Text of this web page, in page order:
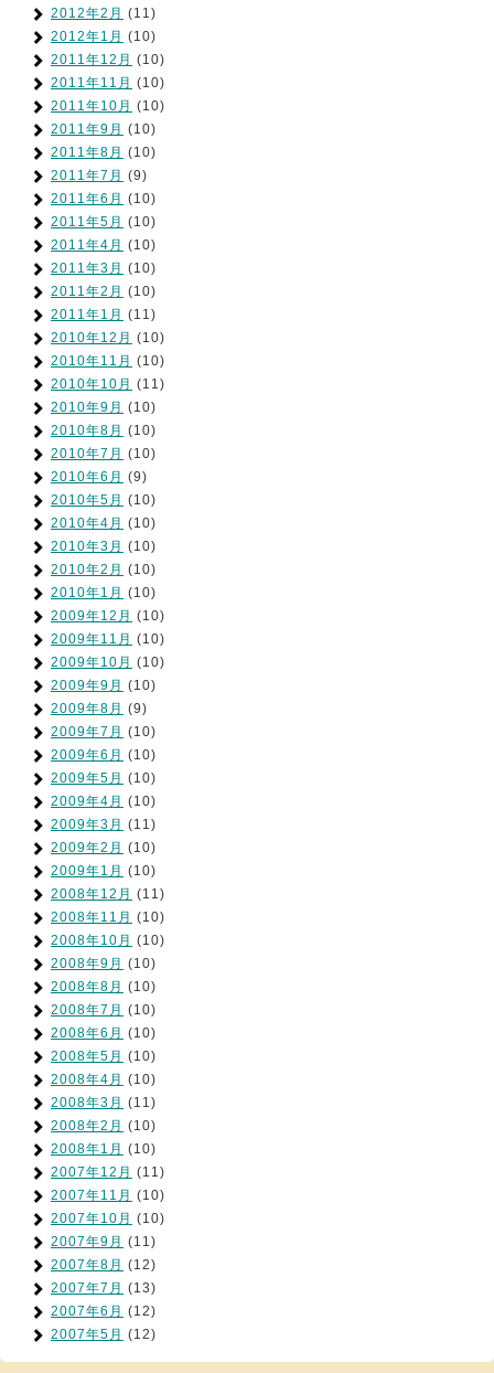
2012年2月 (11)
2012年1月 (10)
2011年12月 (10)
2011年11月 (10)
2011年10月 (10)
2011年9月 (10)
2011年8月 (10)
2011年7月 (9)
2011年6月 (10)
2011年5月 (10)
2011年4月 (10)
2011年3月 (10)
2011年2月 (10)
2011年1月 (11)
2010年12月 (10)
2010年11月 (10)
2010年10月 (11)
2010年9月 (10)
2010年8月 (10)
2010年7月 (10)
2010年6月 (9)
2010年5月 (10)
2010年4月 (10)
2010年3月 (10)
2010年2月 (10)
2010年1月 (10)
2009年12月 (10)
2009年11月 (10)
2009年10月 (10)
2009年9月 (10)
2009年8月 (9)
2009年7月 (10)
2009年6月 (10)
2009年5月 (10)
2009年4月 (10)
2009年3月 (11)
2009年2月 (10)
2009年1月 (10)
2008年12月 (11)
2008年11月 (10)
2008年10月 (10)
2008年9月 (10)
2008年8月 (10)
2008年7月 (10)
2008年6月 (10)
2008年5月 (10)
2008年4月 (10)
2008年3月 (11)
2008年2月 (10)
2008年1月 (10)
2007年12月 (11)
2007年11月 (10)
2007年10月 (10)
2007年9月 (11)
2007年8月 (12)
2007年7月 (13)
2007年6月 (12)
2007年5月 (12)